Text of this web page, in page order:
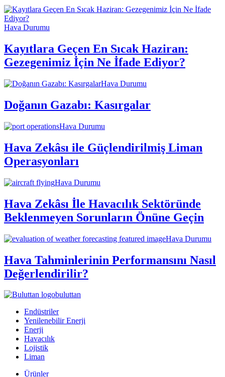
Hava Durumu
Kayıtlara Geçen En Sıcak Haziran:
Gezegenimiz İçin Ne İfade Ediyor?
Hava Durumu
Doğanın Gazabı: Kasırgalar
Hava Durumu
Hava Zekâsı ile Güçlendirilmiş Liman
Operasyonları
Hava Durumu
Hava Zekâsı İle Havacılık Sektöründe
Beklenmeyen Sorunların Önüne Geçin
Hava Durumu
Hava Tahminlerinin Performansını Nasıl
Değerlendirilir?
buluttan
Endüstriler
Yenilenebilir Enerji
Enerji
Havacılık
Lojistik
Liman
Ürünler